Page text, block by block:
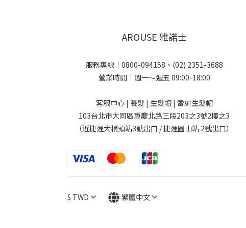
AROUSE 雅諾士
服務專線｜0800-094158、(02) 2351-3688
營業時間｜週一～週五 09:00-18:00
客服中心 | 養髮 | 生髮帽 | 雷射生髮帽
103台北市大同區重慶北路三段203之3號2樓之3
（近捷運大橋頭站3號出口 / 捷運圓山站 2號出口）
$ TWD 繁體中文